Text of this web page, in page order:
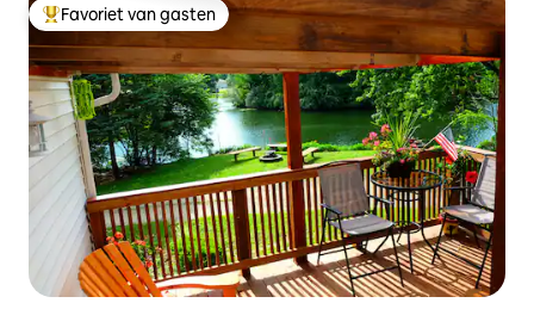
Topfavoriet van gasten
Favoriet van gasten